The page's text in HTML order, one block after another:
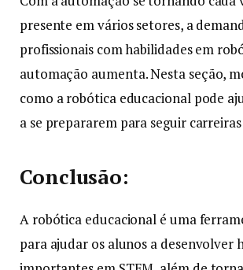
presente em vários setores, a
profissionais com habilidades em
automação aumenta. Nesta seção,
como a robótica educacional pode
a se prepararem para seguir
Conclusão:
A robótica educacional é uma
para ajudar os alunos a desenvolver